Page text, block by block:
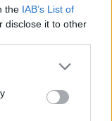
the IAB’s List of
disclose it to other